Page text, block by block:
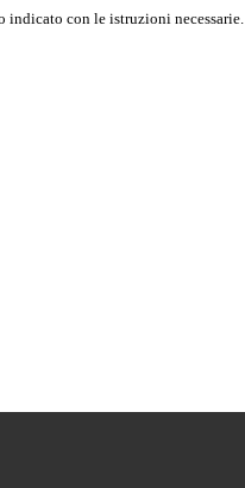
con le istruzioni necessarie.